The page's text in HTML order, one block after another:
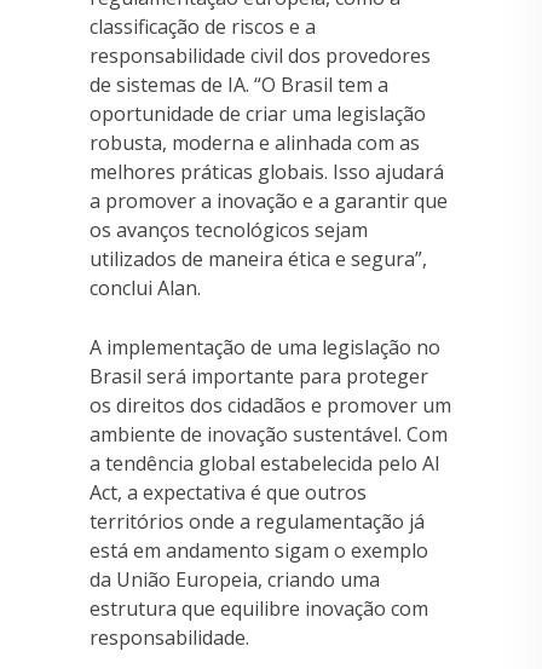
classificação de riscos e a
responsabilidade civil dos provedores
de sistemas de IA. “O Brasil tem a
oportunidade de criar uma legislação
robusta, moderna e alinhada com as
melhores práticas globais. Isso ajudará
a promover a inovação e a garantir que
os avanços tecnológicos sejam
utilizados de maneira ética e segura”,
conclui Alan.
A implementação de uma legislação no
Brasil será importante para proteger
os direitos dos cidadãos e promover um
ambiente de inovação sustentável. Com
a tendência global estabelecida pelo AI
Act, a expectativa é que outros
territórios onde a regulamentação já
está em andamento sigam o exemplo
da União Europeia, criando uma
estrutura que equilibre inovação com
responsabilidade.